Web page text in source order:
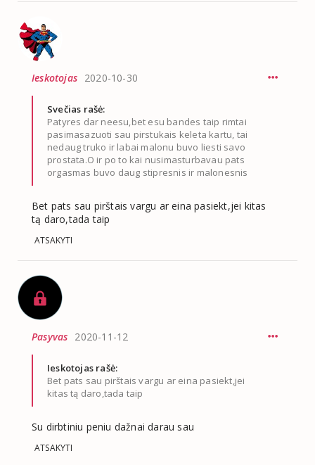
Ieskotojas 2020-10-30
Svečias rašė:
Patyres dar neesu,bet esu bandes taip rimtai
pasimasazuoti sau pirstukais keleta kartu, tai
nedaug truko ir labai malonu buvo liesti savo
prostata.O ir po to kai nusimasturbavau pats
orgasmas buvo daug stipresnis ir malonesnis
Bet pats sau pirštais vargu ar eina pasiekt,jei kitas
tą daro,tada taip
ATSAKYTI
Pasyvas 2020-11-12
Ieskotojas rašė:
Bet pats sau pirštais vargu ar eina pasiekt,jei
kitas tą daro,tada taip
Su dirbtiniu peniu dažnai darau sau
ATSAKYTI